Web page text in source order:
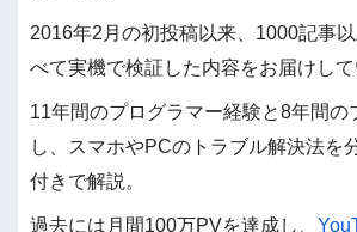
2016年2月の初投稿以来、1000記事
べて実機で検証した内容をお届けして
11年間のプログラマー経験と8年間の
し、スマホやPCのトラブル解決法を
付きで解説。
過去には月間100万PVを達成し、